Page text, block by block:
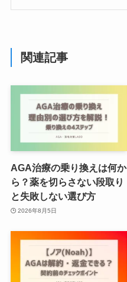
関連記事
AGA治療の乗り換えは何か
ら？薬を切らさない段取り
と失敗しない選び方
2026年8月5日